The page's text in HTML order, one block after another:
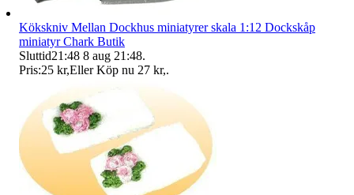
Kökskniv Mellan Dockhus miniatyrer skala 1:12 Dockskåp
miniatyr Chark Butik
Sluttid21:48 8 aug 21:48.
Pris:25 kr,Eller Köp nu 27 kr,.